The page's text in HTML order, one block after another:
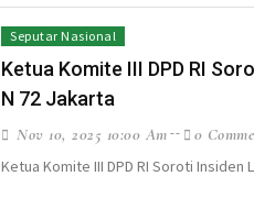
Seputar Nasional
Ketua Komite III DPD RI
N 72 Jakarta
Nov 10, 2025 10:00 Am
0
Ketua Komite III DPD RI Soroti Insiden